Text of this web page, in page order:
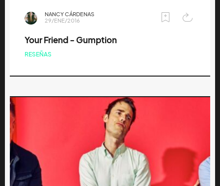
NANCY CÁRDENAS
29/ENE/2016
Your Friend - Gumption
RESEÑAS